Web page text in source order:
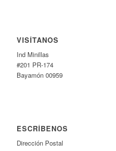
VISÍTANOS
Ind Minillas
#201 PR-174
Bayamón 00959
ESCRÍBENOS
Dirección Postal